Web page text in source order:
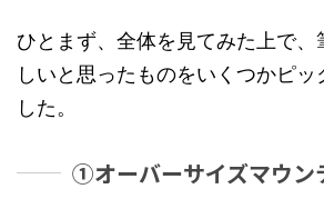
ひとまず、全体を見てみた上で、
しいと思ったものをいくつかピッ
した。
①オーバーサイズマウン